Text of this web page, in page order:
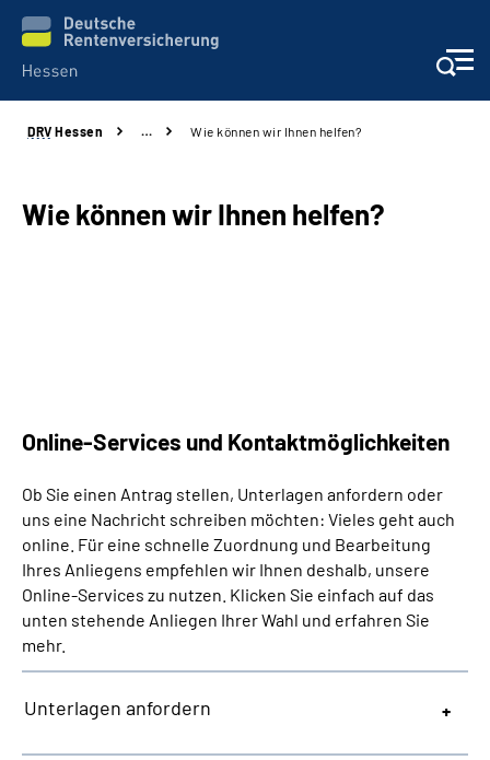
Online-Services
Beratung und Kontakt
Über uns
Inhalte in Gebärdensprache (DGS)
Leichte Sprache
Suche
Mein Kundenportal
DRV Hessen … Wie können wir Ihnen helfen?
Wie können wir Ihnen helfen?
Online-Services und Kontaktmöglichkeiten
Ob Sie einen Antrag stellen, Unterlagen anfordern oder
uns eine Nachricht schreiben möchten: Vieles geht auch
online. Für eine schnelle Zuordnung und Bearbeitung
Ihres Anliegens empfehlen wir Ihnen deshalb, unsere
Online-Services zu nutzen. Klicken Sie einfach auf das
unten stehende Anliegen Ihrer Wahl und erfahren Sie
mehr.
Unterlagen anfordern